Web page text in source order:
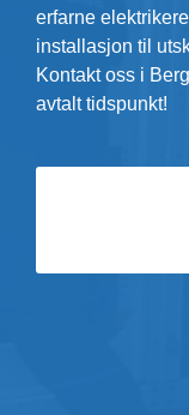
erfarne
installasjon til
Kontakt oss i
avtalt tidspunkt!